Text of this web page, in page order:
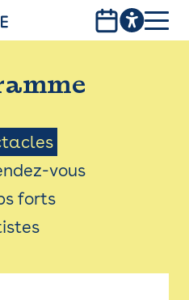
vous
forts